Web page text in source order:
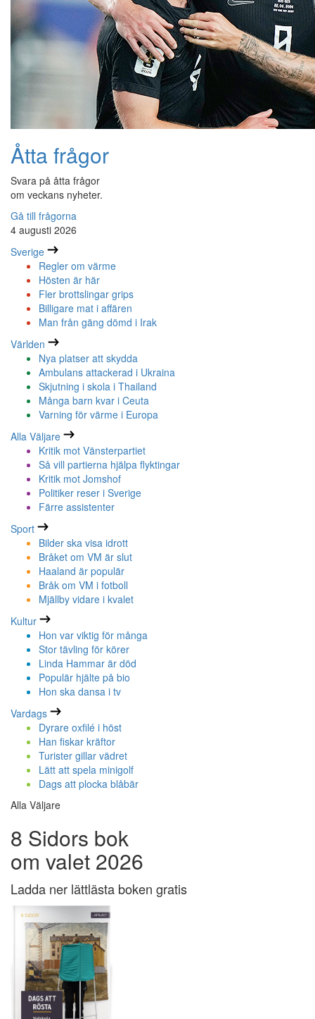
Åtta frågor
Svara på åtta frågor
om veckans nyheter.
Gå till frågorna
4 augusti 2026
Sverige
Regler om värme
Hösten är här
Fler brottslingar grips
Billigare mat i affären
Man från gäng dömd i Irak
Världen
Nya platser att skydda
Ambulans attackerad i Ukraina
Skjutning i skola i Thailand
Många barn kvar i Ceuta
Varning för värme i Europa
Alla Väljare
Kritik mot Vänsterpartiet
Så vill partierna hjälpa flyktingar
Kritik mot Jomshof
Politiker reser i Sverige
Färre assistenter
Sport
Bilder ska visa idrott
Bråket om VM är slut
Haaland är populär
Bråk om VM i fotboll
Mjällby vidare i kvalet
Kultur
Hon var viktig för många
Stor tävling för körer
Linda Hammar är död
Populär hjälte på bio
Hon ska dansa i tv
Vardags
Dyrare oxfilé i höst
Han fiskar kräftor
Turister gillar vädret
Lätt att spela minigolf
Dags att plocka blåbär
Alla Väljare
8 Sidors bok
om valet 2026
Ladda ner lättlästa boken gratis